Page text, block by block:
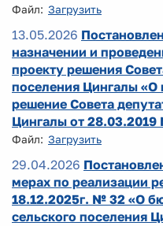
Файл: Загрузить
13.05.2026
назначении и
проекту решения
поселения Цингалы «О
решение Совета
Цингалы от
Файл: Загрузить
29.04.2026
мерах по реализации
18.12.2025г. № 32 «О
сельского поселения